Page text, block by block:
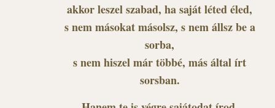
akkor leszel szabad, ha saját léted éled,
s nem másokat másolsz, s nem állsz be a
sorba,
s nem hiszel már többé, más által írt
sorsban.